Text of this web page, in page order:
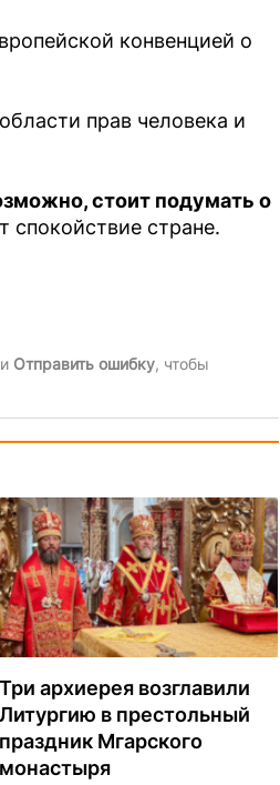
конвенцией о
прав человека и
стоит подумать о
спокойствие стране.
Отправить ошибку, чтобы
Три архиерея возглавили
Литургию в престольный
праздник Мгарского
монастыря